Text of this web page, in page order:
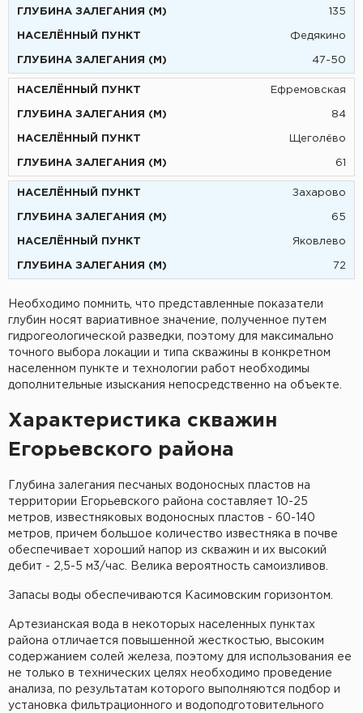
135
Федякино
47-50
Ефремовская
84
Щеголёво
61
Захарово
65
Яковлево
72
Необходимо помнить, что представленные показатели
глубин носят вариативное значение, полученное путем
гидрогеологической разведки, поэтому для максимально
точного выбора локации и типа скважины в конкретном
населенном пункте и технологии работ необходимы
дополнительные изыскания непосредственно на объекте.
Характеристика скважин
Егорьевского района
Глубина залегания песчаных водоносных пластов на
территории Егорьевского района составляет 10-25
метров, известняковых водоносных пластов - 60-140
метров, причем большое количество известняка в почве
обеспечивает хороший напор из скважин и их высокий
дебит - 2,5-5 м3/час. Велика вероятность самоизливов.
Запасы воды обеспечиваются Касимовским горизонтом.
Артезианская вода в некоторых населенных пунктах
района отличается повышенной жесткостью, высоким
содержанием солей железа, поэтому для использования ее
не только в технических целях необходимо проведение
анализа, по результатам которого выполняются подбор и
установка фильтрационного и водоподготовительного